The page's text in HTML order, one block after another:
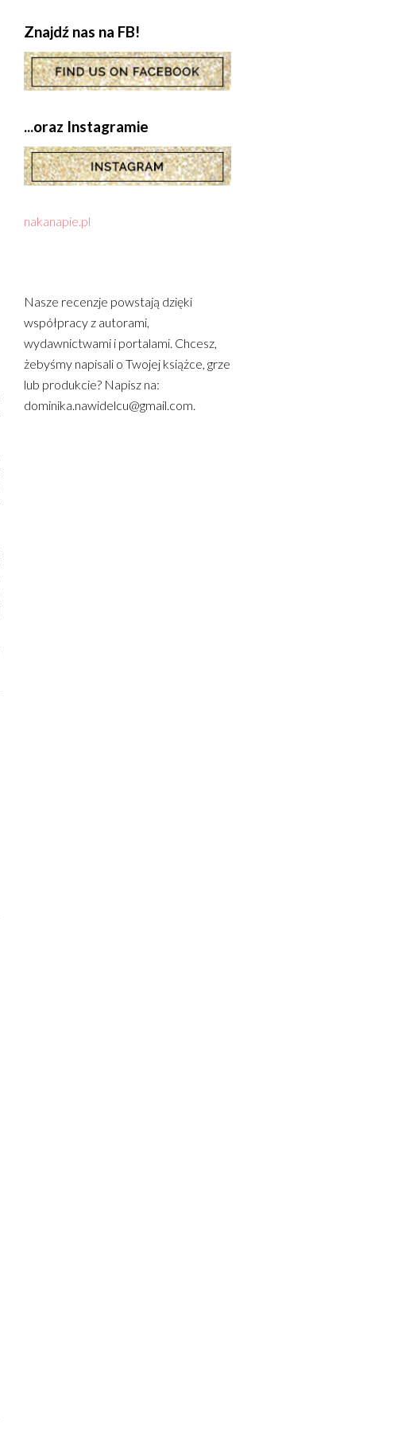
Znajdź nas na FB!
...oraz Instagramie
nakanapie.pl
Nasze recenzje powstają dzięki
współpracy z autorami,
wydawnictwami i portalami. Chcesz,
żebyśmy napisali o Twojej książce, grze
lub produkcie? Napisz na:
dominika.nawidelcu@gmail.com.